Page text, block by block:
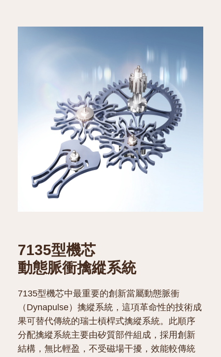
7135型機芯
動態脈衝擒縱系統
7135型機芯中最重要的創新當屬動態脈衝
（Dynapulse）擒縱系統，這項革命性的技術成
果可替代傳統的瑞士槓桿式擒縱系統。此順序
分配擒縱系統主要由矽質部件組成，採用創新
結構，無比輕盈，不受磁場干擾，效能較傳統